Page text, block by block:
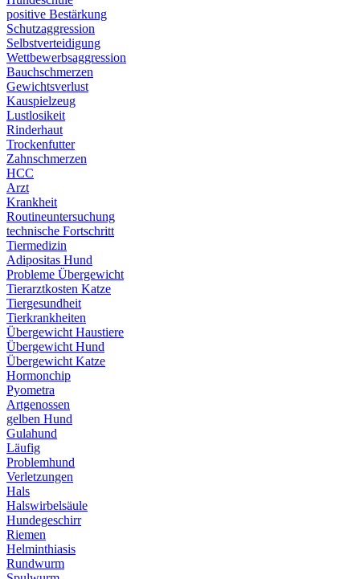
positive Bestärkung
Schutzaggression
Selbstverteidigung
Wettbewerbsaggression
Bauchschmerzen
Gewichtsverlust
Kauspielzeug
Lustlosikeit
Rinderhaut
Trockenfutter
Zahnschmerzen
HCC
Arzt
Krankheit
Routineuntersuchung
technische Fortschritt
Tiermedizin
Adipositas Hund
Probleme Übergewicht
Tierarztkosten Katze
Tiergesundheit
Tierkrankheiten
Übergewicht Haustiere
Übergewicht Hund
Übergewicht Katze
Hormonchip
Pyometra
Artgenossen
gelben Hund
Gulahund
Läufig
Problemhund
Verletzungen
Hals
Halswirbelsäule
Hundegeschirr
Riemen
Helminthiasis
Rundwurm